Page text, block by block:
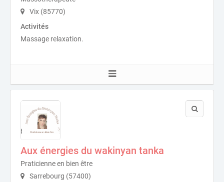
Vix (85770)
Activités
Massage relaxation.
Aux énergies du wakinyan tanka
Praticienne en bien être
Sarrebourg (57400)